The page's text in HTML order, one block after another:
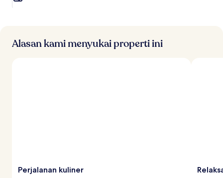
Alasan kami menyukai properti ini
Perjalanan kuliner